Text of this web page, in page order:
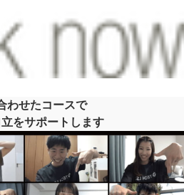
わせたコースで
をサポートします